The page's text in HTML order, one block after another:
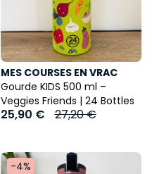
MES COURSES EN VRAC
Gourde KIDS 500 ml –
Veggies Friends | 24 Bottles
25,90 € 27,20 €
-4%